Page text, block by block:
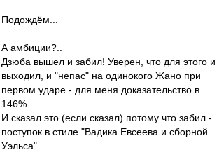
Подождём...
А амбиции?..
Дзюба вышел и забил! Уверен, что для этого и
выходил, и "непас" на одинокого Жано при
первом ударе - для меня доказательство в
146%.
И сказал это (если сказал) потому что забил -
поступок в стиле "Вадика Евсеева и сборной
Уэльса"